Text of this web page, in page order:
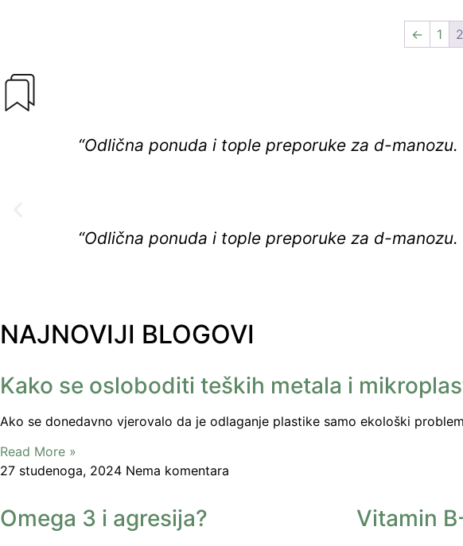
← 1 2
“Odlična ponuda i tople preporuke za d-
“Odlična ponuda i tople preporuke za d-
NAJNOVIJI BLOGOVI
Kako se osloboditi teških metala i
Ako se donedavno vjerovalo da je odlaganje plastike samo ekološki
Read More »
27 studenoga, 2024 Nema komentara
Omega 3 i agresija? Vitamin